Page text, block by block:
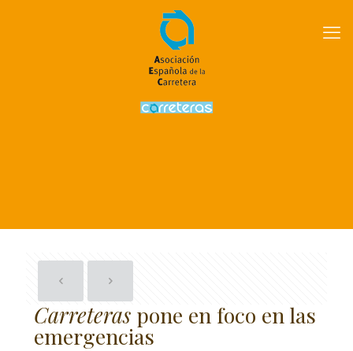
Carreteras pone en foco en las
emergencias